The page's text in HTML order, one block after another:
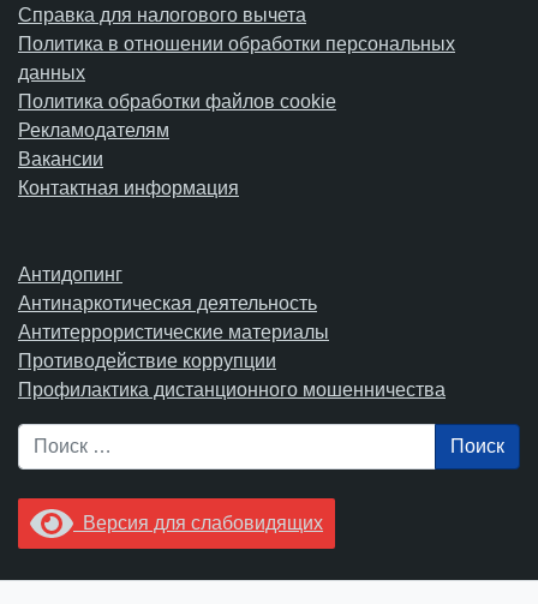
Справка для налогового вычета
Политика в отношении обработки персональных
данных
Политика обработки файлов cookie
Рекламодателям
Вакансии
Контактная информация
Антидопинг
Антинаркотическая деятельность
Антитеррористические материалы
Противодействие коррупции
Профилактика дистанционного мошенничества
Поиск
Версия для слабовидящих